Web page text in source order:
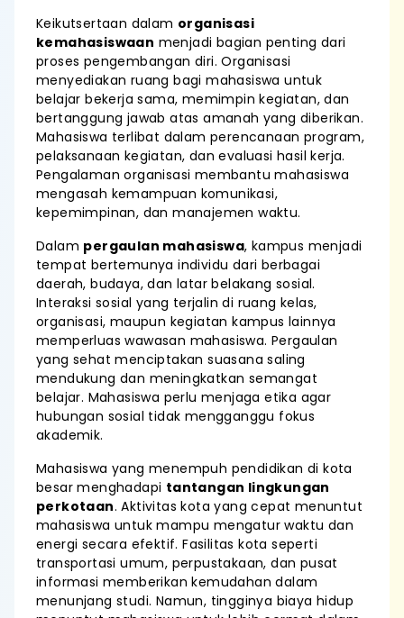
Keikutsertaan dalam organisasi
kemahasiswaan menjadi bagian penting dari
proses pengembangan diri. Organisasi
menyediakan ruang bagi mahasiswa untuk
belajar bekerja sama, memimpin kegiatan, dan
bertanggung jawab atas amanah yang diberikan.
Mahasiswa terlibat dalam perencanaan program,
pelaksanaan kegiatan, dan evaluasi hasil kerja.
Pengalaman organisasi membantu mahasiswa
mengasah kemampuan komunikasi,
kepemimpinan, dan manajemen waktu.
Dalam pergaulan mahasiswa, kampus menjadi
tempat bertemunya individu dari berbagai
daerah, budaya, dan latar belakang sosial.
Interaksi sosial yang terjalin di ruang kelas,
organisasi, maupun kegiatan kampus lainnya
memperluas wawasan mahasiswa. Pergaulan
yang sehat menciptakan suasana saling
mendukung dan meningkatkan semangat
belajar. Mahasiswa perlu menjaga etika agar
hubungan sosial tidak mengganggu fokus
akademik.
Mahasiswa yang menempuh pendidikan di kota
besar menghadapi tantangan lingkungan
perkotaan. Aktivitas kota yang cepat menuntut
mahasiswa untuk mampu mengatur waktu dan
energi secara efektif. Fasilitas kota seperti
transportasi umum, perpustakaan, dan pusat
informasi memberikan kemudahan dalam
menunjang studi. Namun, tingginya biaya hidup